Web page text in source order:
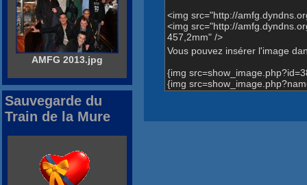
<img src="http://
<img src="http://
457,2mm" />
Vous pouvez insérer l'image
{img
{img
AMFG 2013.jpg
Sauvegarde du
Train de la Mure